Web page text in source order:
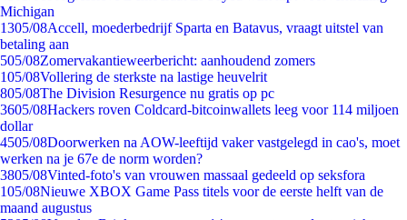
Michigan
1305/08Accell, moederbedrijf Sparta en Batavus, vraagt uitstel van
betaling aan
505/08Zomervakantieweerbericht: aanhoudend zomers
105/08Vollering de sterkste na lastige heuvelrit
805/08The Division Resurgence nu gratis op pc
3605/08Hackers roven Coldcard-bitcoinwallets leeg voor 114 miljoen
dollar
4505/08Doorwerken na AOW-leeftijd vaker vastgelegd in cao's, moet
werken na je 67e de norm worden?
3805/08Vinted-foto's van vrouwen massaal gedeeld op seksfora
105/08Nieuwe XBOX Game Pass titels voor de eerste helft van de
maand augustus